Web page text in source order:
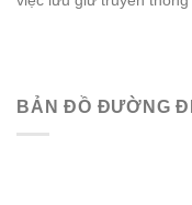
BẢN ĐỒ ĐƯỜNG ĐI